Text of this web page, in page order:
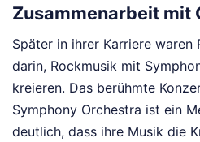
Zusammenarbeit mit
Später in ihrer Karriere waren
darin, Rockmusik mit
kreieren. Das berühmte
Symphony Orchestra ist ein
deutlich, dass ihre Musik die